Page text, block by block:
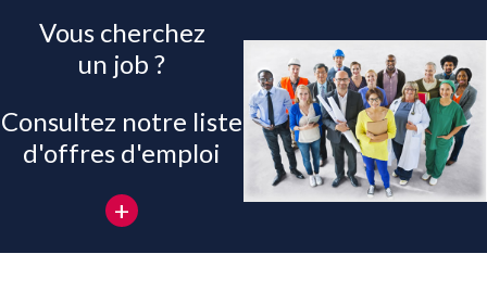
Vous cherchez
un job ?
Consultez notre liste
d'offres d'emploi
+